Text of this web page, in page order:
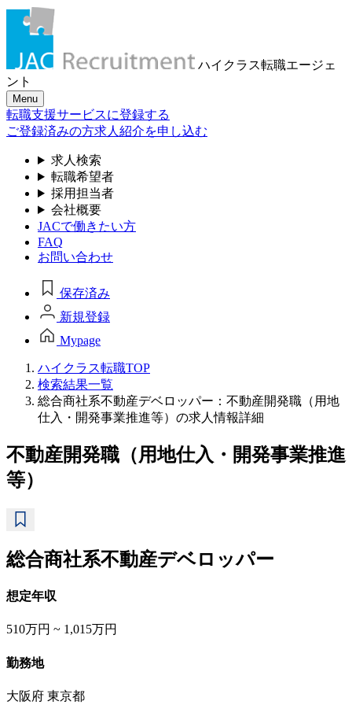
ハイクラス転職エージェ
ント
Menu
転職支援サービスに登録する
ご登録済みの方求人紹介を申し込む
求人検索
転職希望者
採用担当者
会社概要
JACで働きたい方
FAQ
お問い合わせ
保存済み
新規登録
Mypage
ハイクラス転職TOP
検索結果一覧
総合商社系不動産デベロッパー：不動産開発職（用地
仕入・開発事業推進等）の求人情報詳細
不動産開発職（用地仕入・開発事業推進
等）
総合商社系不動産デベロッパー
想定年収
510万円 ~ 1,015万円
勤務地
大阪府 東京都